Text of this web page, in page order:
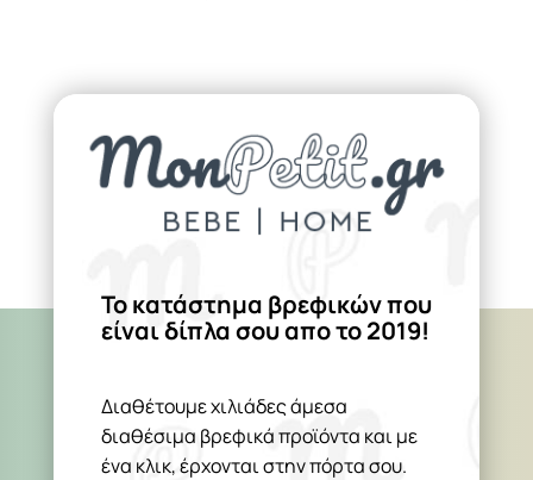
Το κατάστημα βρεφικών που
είναι δίπλα σου απο το 2019!
Διαθέτουμε χιλιάδες άμεσα
διαθέσιμα βρεφικά προϊόντα και με
ένα κλικ, έρχονται στην πόρτα σου.